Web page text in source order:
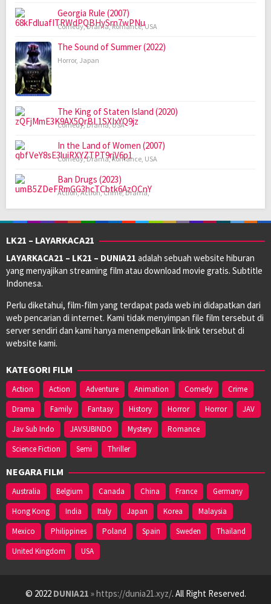
Georgia Rule (2007)
Comedy,Drama,Romance,USA
The Sound of Summer (2022)
Horror, Japan
The King of Staten Island (2020)
Comedy, Drama,USA
In the Land of Women (2007)
Comedy,Drama,Romance, USA
Ban Drugs (2023)
Action,Action,Crime,Drama,
LK21 – LAYARKACA21
LAYARKACA21 – LK21 – DUNIA21 adalah sebuah website hiburan
yang menyajikan streaming film atau download movie gratis. Subtitle
Indonesa.
Perlu diketahui, film-film yang terdapat pada web ini didapatkan dari
web pencarian di internet. Kami tidak menyimpan file film tersebut di
server sendiri dan kami hanya menempelkan link-link tersebut di
website kami.
KATEGORI FILM
Action Action Adventure Animation Comedy
Crime
Drama
Family Fantasy History Horror Horror
JAV
Jav Sub Indo
JAVSUBINDO Mystery
Romance
Science Fiction
Semi Thriller
NEGARA FILM
Australia Belgium Canada China France
Germany
Hong Kong
India Italy Japan Korea
Malaysia
Mexico
Philippines Poland Spain Sweden
Thailand
United Kingdom
USA
© 2022 DUNIA21 » https://dunia21.xyz/. All Right Reserved.